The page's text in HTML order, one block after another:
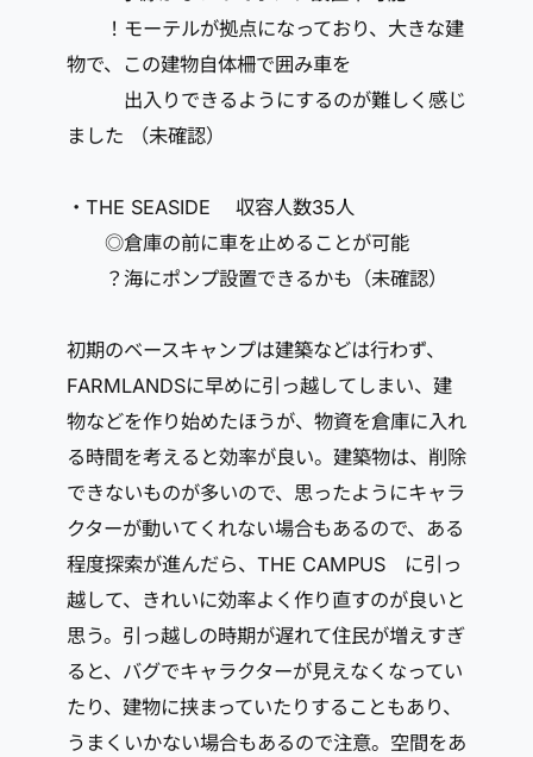
！モーテルが拠点になっており、大きな建
物で、この建物自体柵で囲み車を
出入りできるようにするのが難しく感じ
ました （未確認）
・THE SEASIDE 収容人数35人
◎倉庫の前に車を止めることが可能
？海にポンプ設置できるかも（未確認）
初期のベースキャンプは建築などは行わず、
FARMLANDSに早めに引っ越してしまい、建
物などを作り始めたほうが、物資を倉庫に入れ
る時間を考えると効率が良い。建築物は、削除
できないものが多いので、思ったようにキャラ
クターが動いてくれない場合もあるので、ある
程度探索が進んだら、THE CAMPUS に引っ
越して、きれいに効率よく作り直すのが良いと
思う。引っ越しの時期が遅れて住民が増えすぎ
ると、バグでキャラクターが見えなくなってい
たり、建物に挟まっていたりすることもあり、
うまくいかない場合もあるので注意。空間をあ